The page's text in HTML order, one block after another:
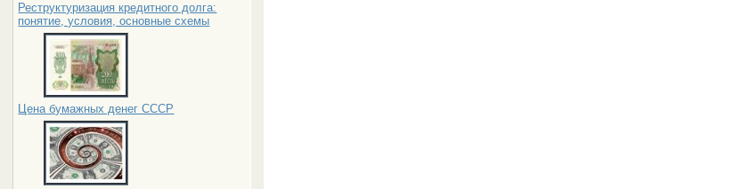
Реструктуризация кредитного долга:
понятие, условия, основные схемы
Цена бумажных денег СССР